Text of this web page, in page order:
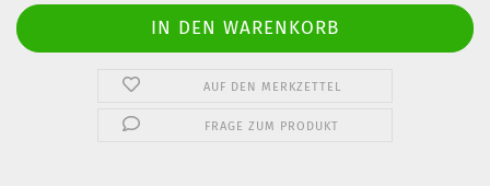
AUF DEN MERKZETTEL
FRAGE ZUM PRODUKT